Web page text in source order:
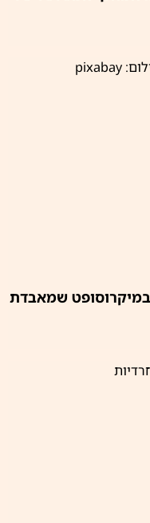
במיקרוסופט שמאבדת